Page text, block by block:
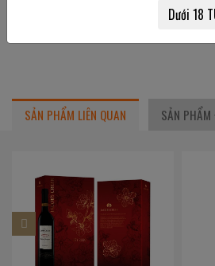
SẢN PHẨM LIÊN QUAN SẢN PHẨM
Dưới 18